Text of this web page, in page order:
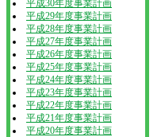
平成30年度事業計画
平成29年度事業計画
平成28年度事業計画
平成27年度事業計画
平成26年度事業計画
平成25年度事業計画
平成24年度事業計画
平成23年度事業計画
平成22年度事業計画
平成21年度事業計画
平成20年度事業計画